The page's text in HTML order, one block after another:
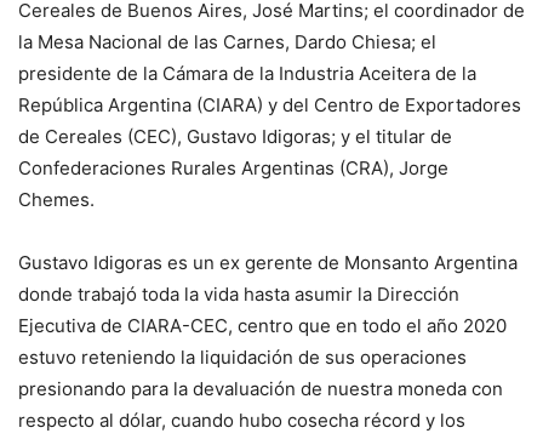
Cereales de Buenos Aires, José Martins; el coordinador de
la Mesa Nacional de las Carnes, Dardo Chiesa; el
presidente de la Cámara de la Industria Aceitera de la
República Argentina (CIARA) y del Centro de Exportadores
de Cereales (CEC), Gustavo Idigoras; y el titular de
Confederaciones Rurales Argentinas (CRA), Jorge
Chemes.
Gustavo Idigoras es un ex gerente de Monsanto Argentina
donde trabajó toda la vida hasta asumir la Dirección
Ejecutiva de CIARA-CEC, centro que en todo el año 2020
estuvo reteniendo la liquidación de sus operaciones
presionando para la devaluación de nuestra moneda con
respecto al dólar, cuando hubo cosecha récord y los